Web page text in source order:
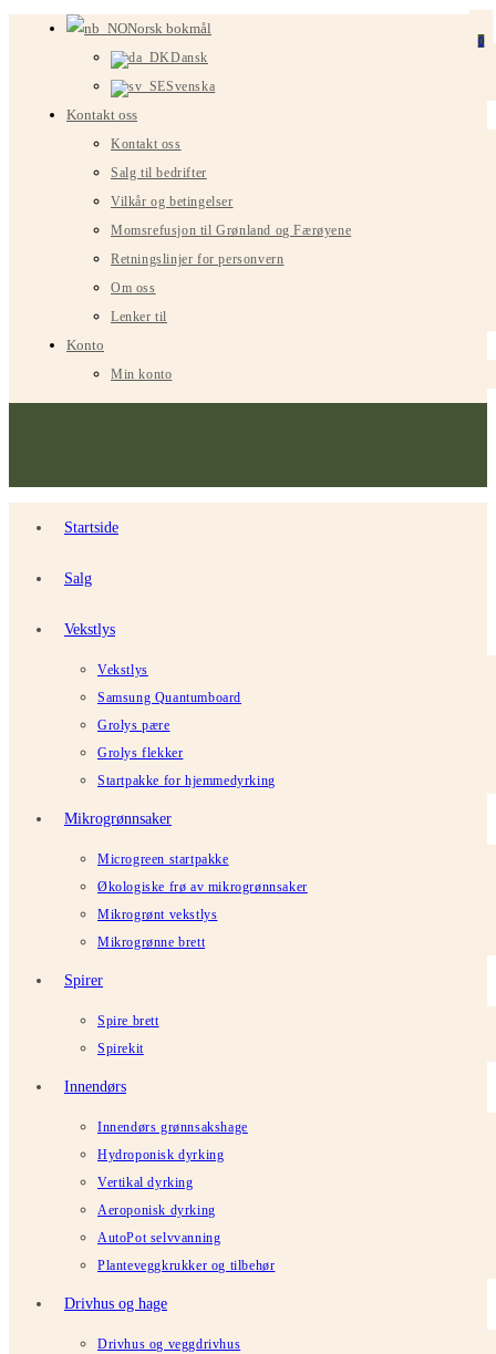
Norsk bokmål
Dansk
Svenska
Kontakt oss
Kontakt oss
Salg til bedrifter
Vilkår og betingelser
Momsrefusjon til Grønland og Færøyene
Retningslinjer for personvern
Om oss
Lenker til
Konto
Min konto
Startside
Salg
Vekstlys
Vekstlys
Samsung Quantumboard
Grolys pære
Grolys flekker
Startpakke for hjemmedyrking
Mikrogrønnsaker
Microgreen startpakke
Økologiske frø av mikrogrønnsaker
Mikrogrønt vekstlys
Mikrogrønne brett
Spirer
Spire brett
Spirekit
Innendørs
Innendørs grønnsakshage
Hydroponisk dyrking
Vertikal dyrking
Aeroponisk dyrking
AutoPot selvvanning
Planteveggkrukker og tilbehør
Drivhus og hage
Drivhus og veggdrivhus
0